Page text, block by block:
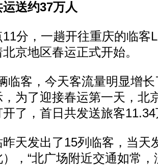
送约37万人
，一趟开往重庆的临客
京地区春运正式开始。
客，今天客流量明显增长
为了迎接春运第一天，北
了，首日共发送旅客
发出了15列临客，当天
），“北广场附近交通如常